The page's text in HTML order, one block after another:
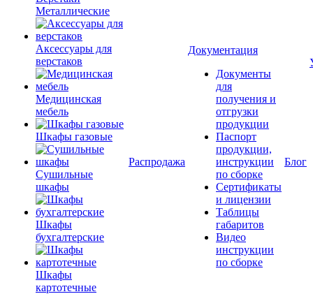
Металлические
Аксессуары для
верстаков
Медицинская
мебель
Шкафы газовые
Сушильные
шкафы
Шкафы
бухгалтерские
Шкафы
картотечные
Распродажа
Документация
Документы
для
получения и
отгрузки
продукции
Паспорт
продукции,
инструкции
по сборке
Сертификаты
и лицензии
Таблицы
габаритов
Видео
инструкции
по сборке
Блог